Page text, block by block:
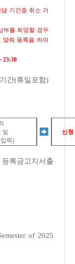
기간중 취소 가
부를 희망할 경우
맞춰 등록을 하여
23:30
간(휴일포함)
및
력)
신청
록금고지서출
of 2025